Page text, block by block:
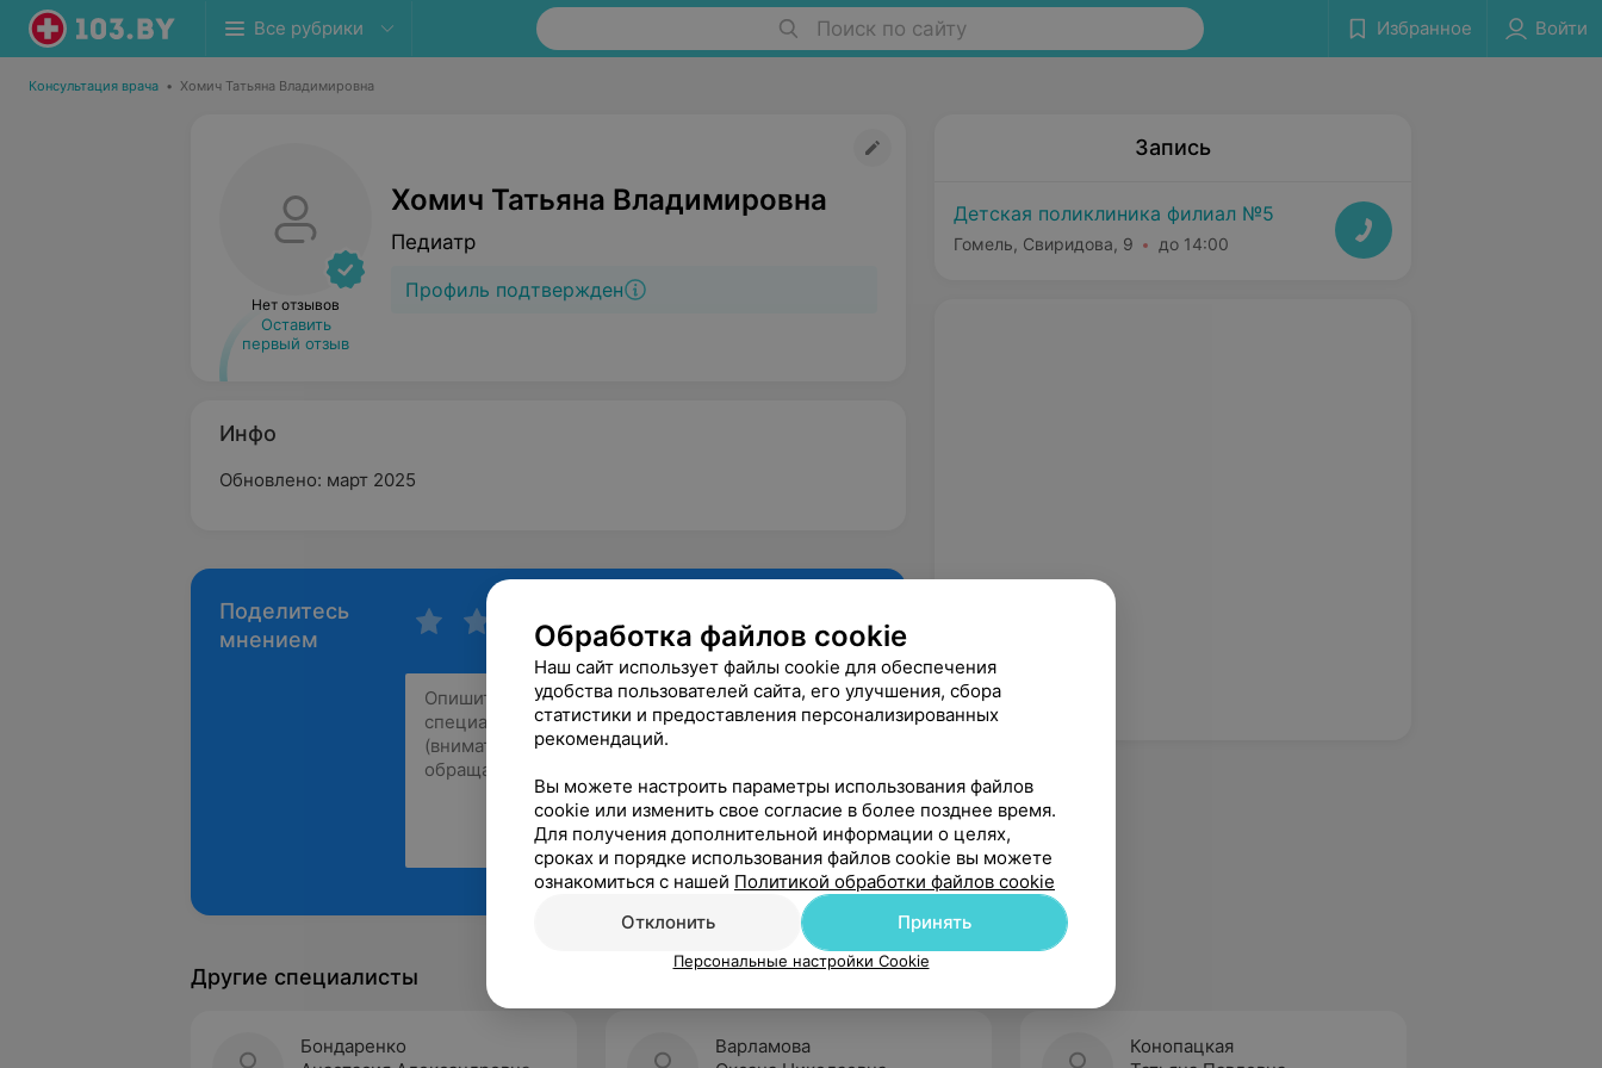
Все рубрики Поиск по сайту Избранное Войти
Консультация врача • Хомич Татьяна Владимировна
Нет отзывов
Оставить
первый отзыв
Хомич Татьяна Владимировна
Педиатр
Профиль подтвержден
Инфо
Обновлено: март 2025
Поделитесь
мнением
Рекомендую
Запись
Детская поликлиника филиал №5
Гомель, Свиридова, 9 до 14:00
Другие специалисты
Бондаренко
Варламова
Конопацкая
Обработка файлов cookie
Наш сайт использует файлы cookie для обеспечения
удобства пользователей сайта, его улучшения, сбора
статистики и предоставления персонализированных
рекомендаций.
Вы можете настроить параметры использования файлов
cookie или изменить свое согласие в более позднее время.
Для получения дополнительной информации о целях,
сроках и порядке использования файлов cookie вы можете
ознакомиться с нашей Политикой обработки файлов cookie
Отклонить
Принять
Персональные настройки Cookie